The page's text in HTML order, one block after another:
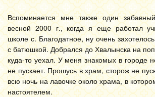
Вспоминается мне также один
весной 2000 г., когда я еще работал
школе с. Благодатное, ну очень
с батюшкой. Добрался до Хвалынска на
куда-то уехал. У меня знакомых в городе
не пускает. Прошусь в храм, сторож не
всю ночь на лавочке около храма, в
настоятелем.